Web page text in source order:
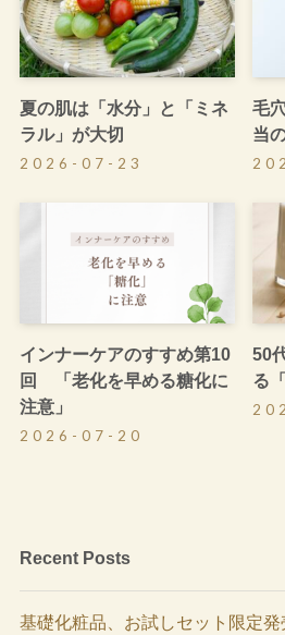
夏の肌は「水分」と「ミネ
ラル」が大切
2026-07-23
毛
当
インナーケアのすすめ第10
回 「老化を早める糖化に
注意」
2026-07-20
50
る
Recent Posts
基礎化粧品、お試しセット限定発